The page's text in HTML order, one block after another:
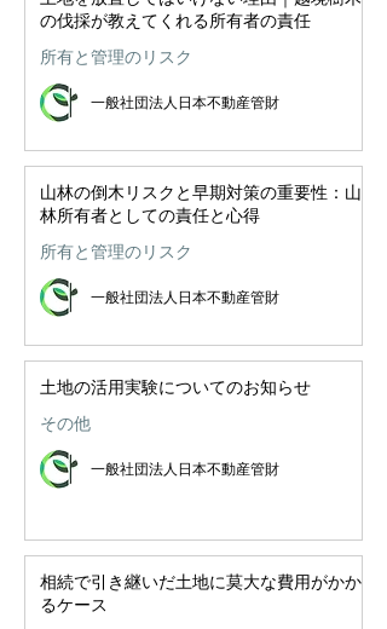
の伐採が教えてくれる所有者の責任
所有と管理のリスク
一般社団法人日本不動産管財
山林の倒木リスクと早期対策の重要性：山
林所有者としての責任と心得
所有と管理のリスク
一般社団法人日本不動産管財
土地の活用実験についてのお知らせ
その他
一般社団法人日本不動産管財
相続で引き継いだ土地に莫大な費用がかか
るケース